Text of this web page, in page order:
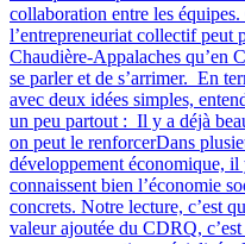
collaboration entre les équipes.
l’entrepreneuriat collectif peut
Chaudière-Appalaches qu’en
se parler et de s’arrimer. En
avec deux idées simples,
un peu partout : Il y a déjà
on peut le renforcerDans
développement économique, il
connaissent bien l’économie
concrets. Notre lecture, c’est
valeur ajoutée du CDRQ,